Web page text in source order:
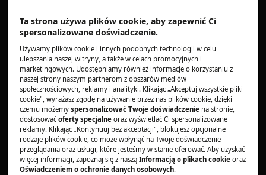
Rozwiązanie:
1. Zmienić czas trwania programu.
Sprawdzić , aby uzyskać informacje na temat
czasu suszenia wymaganego dla różnych
rodzajów prania.
instrukcję obsługi
2. Wybrać odpowiedni program suszenia na
podstawie instrukcji na etykiecie tkaniny.
Ta strona używa plików cookie, aby zapewnić Ci
spersonalizowane doświadczenie.
Używamy plików cookie i innych podobnych technologii w celu
ulepszania naszej witryny, a także w celach promocyjnych i
marketingowych. Udostępniamy również informacje o korzystaniu z
naszej strony naszym partnerom z obszarów mediów
społecznościowych, reklamy i analityki. Klikając „Akceptuj wszystkie pliki
cookie", wyrażasz zgodę na używanie przez nas plików cookie, dzięki
czemu możemyspersonalizować Twoje doświadczenie na stronie,
dostosowaćoferty specjalne oraz wyświetlać Ci spersonalizowane
reklamy. Klikając „Kontynuuj bez akceptacji", blokujesz opcjonalne
rodzaje plików cookie, co może wpłynąć na Twoje doświadczenie
przeglądania oraz usługi, które jesteśmy w stanie oferować. Aby uzyskać
więcej informacji, zapoznaj się z nasząInformacją o plikach cookie oraz
Oświadczeniem o ochronie danych osobowych.